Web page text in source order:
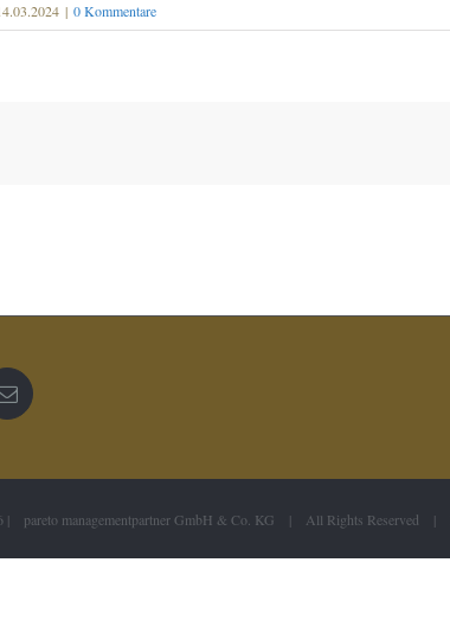
| 0 Kommentare
| pareto managementpartner GmbH & Co. KG | All Rights Reserved |